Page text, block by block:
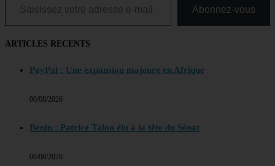
Abonnez-vous
ARTICLES RECENTS
PayPal : Une expansion majeure en Afrique
06/08/2026
Bénin : Patrice Talon élu à la tête du Sénat
06/08/2026